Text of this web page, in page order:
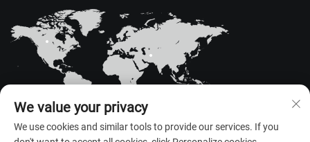
We value your privacy
We use cookies and similar tools to provide our services. If you